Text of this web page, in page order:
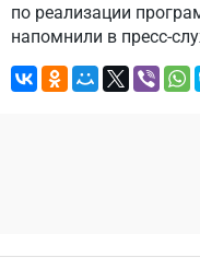
по реализации
напомнили в пресс-